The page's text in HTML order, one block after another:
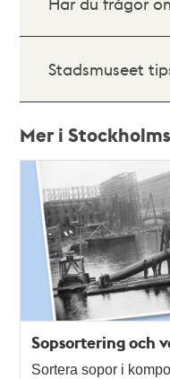
Stadsmuseet
Mer i
Relaterade
poster
och
teman
Sopsortering och
Sortera sopor i